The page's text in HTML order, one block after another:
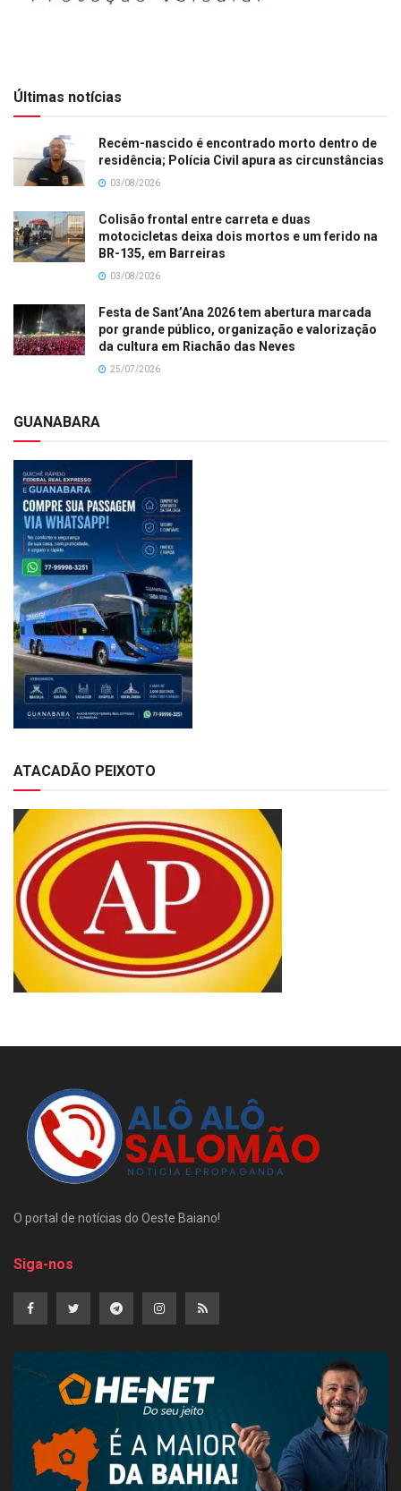
Últimas notícias
Recém-nascido é encontrado morto dentro de
residência; Polícia Civil apura as circunstâncias
03/08/2026
Colisão frontal entre carreta e duas
motocicletas deixa dois mortos e um ferido na
BR-135, em Barreiras
03/08/2026
Festa de Sant’Ana 2026 tem abertura marcada
por grande público, organização e valorização
da cultura em Riachão das Neves
25/07/2026
GUANABARA
ATACADÃO PEIXOTO
O portal de notícias do Oeste Baiano!
Siga-nos